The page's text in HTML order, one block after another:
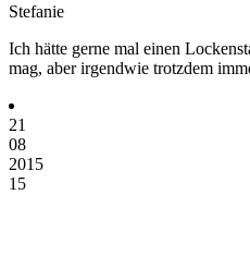
Stefanie
Ich hätte gerne mal einen
mag, aber irgendwie trotzdem
21
08
2015
15